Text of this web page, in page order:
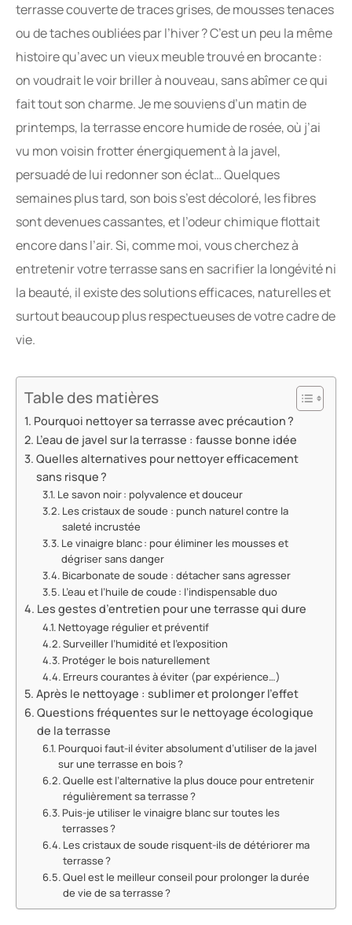
terrasse couverte de traces grises, de mousses tenaces
ou de taches oubliées par l’hiver ? C’est un peu la même
histoire qu’avec un vieux meuble trouvé en brocante :
on voudrait le voir briller à nouveau, sans abîmer ce qui
fait tout son charme. Je me souviens d’un matin de
printemps, la terrasse encore humide de rosée, où j’ai
vu mon voisin frotter énergiquement à la javel,
persuadé de lui redonner son éclat… Quelques
semaines plus tard, son bois s’est décoloré, les fibres
sont devenues cassantes, et l’odeur chimique flottait
encore dans l’air. Si, comme moi, vous cherchez à
entretenir votre terrasse sans en sacrifier la longévité ni
la beauté, il existe des solutions efficaces, naturelles et
surtout beaucoup plus respectueuses de votre cadre de
vie.
Table des matières
Pourquoi nettoyer sa terrasse avec précaution ?
L’eau de javel sur la terrasse : fausse bonne idée
Quelles alternatives pour nettoyer efficacement
sans risque ?
Le savon noir : polyvalence et douceur
Les cristaux de soude : punch naturel contre la
saleté incrustée
Le vinaigre blanc : pour éliminer les mousses et
dégriser sans danger
Bicarbonate de soude : détacher sans agresser
L’eau et l’huile de coude : l’indispensable duo
Les gestes d’entretien pour une terrasse qui dure
Nettoyage régulier et préventif
Surveiller l’humidité et l’exposition
Protéger le bois naturellement
Erreurs courantes à éviter (par expérience…)
Après le nettoyage : sublimer et prolonger l’effet
Questions fréquentes sur le nettoyage écologique
de la terrasse
Pourquoi faut-il éviter absolument d’utiliser de la javel
sur une terrasse en bois ?
Quelle est l’alternative la plus douce pour entretenir
régulièrement sa terrasse ?
Puis-je utiliser le vinaigre blanc sur toutes les
terrasses ?
Les cristaux de soude risquent-ils de détériorer ma
terrasse ?
Quel est le meilleur conseil pour prolonger la durée
de vie de sa terrasse ?